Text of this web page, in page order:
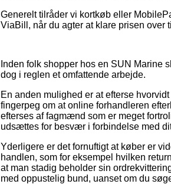
Generelt tilråder vi kortkøb eller
ViaBill, når du agter at klare prisen over
Inden folk shopper hos en SUN Marine
dog i reglen et omfattende arbejde.
En anden mulighed er at efterse
fingerpeg om at online forhandleren
efterses af fagmænd som er meget
udsættes for besvær i forbindelse med
Yderligere er det fornuftigt at køber er
handlen, som for eksempel hvilken
at man stadig beholder sin
med oppustelig bund, uanset om du